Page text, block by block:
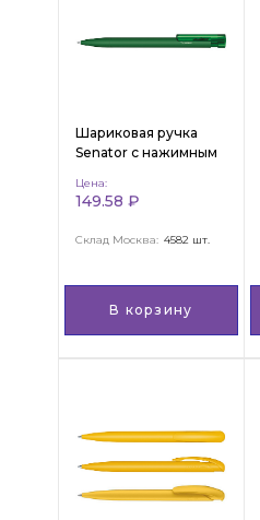
Шариковая ручка
Senator с нажимным
Matt Bio"
Цена:
149.58 ₽
Склад Москва: 4582 шт.
В корзину